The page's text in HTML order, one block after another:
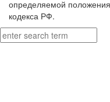
определяемой
кодекса РФ.